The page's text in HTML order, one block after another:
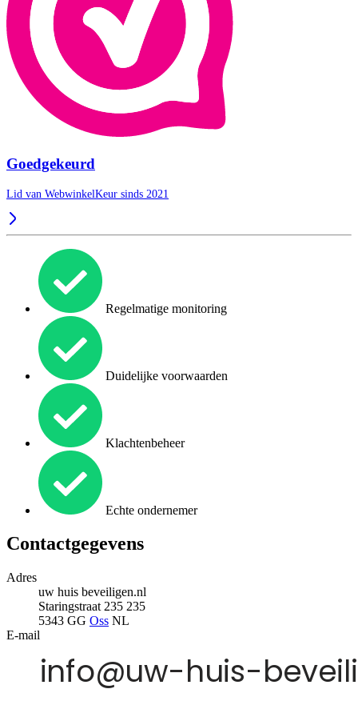
Goedgekeurd
Lid van WebwinkelKeur sinds 2021
Regelmatige monitoring
Duidelijke voorwaarden
Klachtenbeheer
Echte ondernemer
Contactgegevens
Adres
uw huis beveiligen.nl
Staringstraat 235 235
5343 GG Oss NL
E-mail